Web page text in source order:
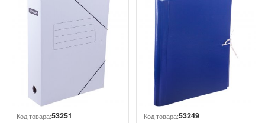
Код товара:53251 Код товара:53249